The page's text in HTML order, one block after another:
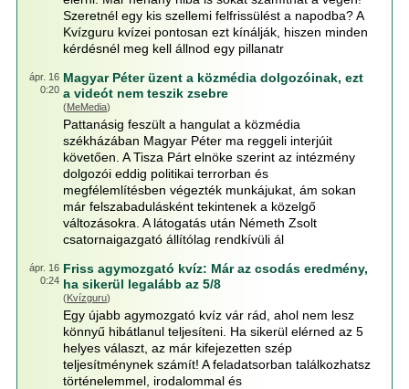
Szeretnél egy kis szellemi felfrissülést a napodba? A
Kvízguru kvízei pontosan ezt kínálják, hiszen minden
kérdésnél meg kell állnod egy pillanatr
ápr. 16
0:20
Magyar Péter üzent a közmédia dolgozóinak, ezt
a videót nem teszik zsebre
(MeMedia)
Pattanásig feszült a hangulat a közmédia
székházában Magyar Péter ma reggeli interjúit
követően. A Tisza Párt elnöke szerint az intézmény
dolgozói eddig politikai terrorban és
megfélemlítésben végezték munkájukat, ám sokan
már felszabadulásként tekintenek a közelgő
változásokra. A látogatás után Németh Zsolt
csatornaigazgató állítólag rendkívüli ál
ápr. 16
0:24
Friss agymozgató kvíz: Már az csodás eredmény,
ha sikerül legalább az 5/8
(Kvízguru)
Egy újabb agymozgató kvíz vár rád, ahol nem lesz
könnyű hibátlanul teljesíteni. Ha sikerül elérned az 5
helyes választ, az már kifejezetten szép
teljesítménynek számít! A feladatsorban találkozhatsz
történelemmel, irodalommal és